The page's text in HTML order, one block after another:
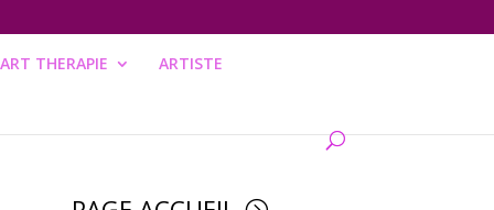
ART THERAPIE
ARTISTE